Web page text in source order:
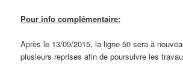
Pour info complémentaire:
Après le 13/09/2015, la ligne 50 sera à
plusieurs reprises afin de poursuivre les